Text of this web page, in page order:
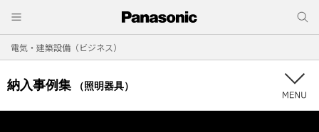
電気・建築設備（ビジネス）
納入事例集 （照明器具）